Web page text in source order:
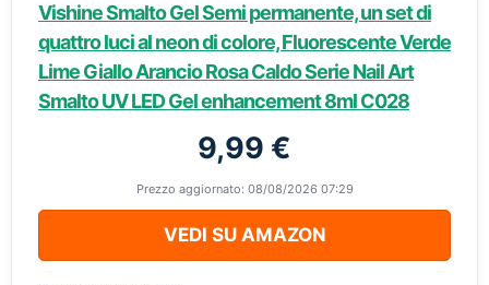
Vishine Smalto Gel Semi permanente, un set di
quattro luci al neon di colore, Fluorescente Verde
Lime Giallo Arancio Rosa Caldo Serie Nail Art
Smalto UV LED Gel enhancement 8ml C028
9,99 €
Prezzo aggiornato: 08/08/2026 07:29
VEDI SU AMAZON